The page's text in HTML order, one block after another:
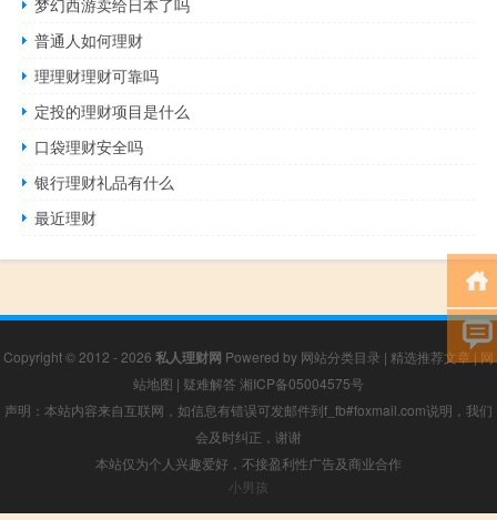
普通人如何理财
理理财理财可靠吗
定投的理财项目是什么
口袋理财安全吗
银行理财礼品有什么
最近理财
Copyright © 2012 - 2026 私人理财网 Powered by 网站分类目录 | 精选推荐文章| 网
站地图 | 疑难解答 湘ICP备05004575号
声明：本站内容来自互联网，如信息有错误可发邮件到f_fb#foxmail.com说明，我们
会及时纠正，谢谢
本站仅为个人兴趣爱好，不接盈利性广告及商业合作
小男孩